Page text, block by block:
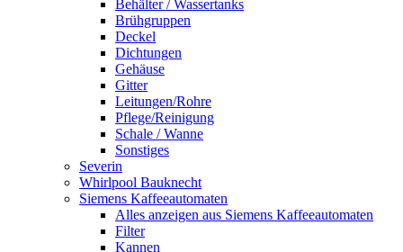
Behälter / Wassertanks
Brühgruppen
Deckel
Dichtungen
Gehäuse
Gitter
Leitungen/Rohre
Pflege/Reinigung
Schale / Wanne
Sonstiges
Severin
Whirlpool Bauknecht
Siemens Kaffeeautomaten
Alles anzeigen aus Siemens Kaffeeautomaten
Filter
Kannen